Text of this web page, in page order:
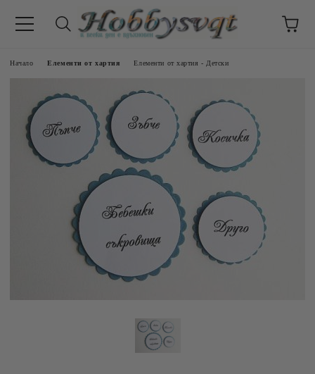
Начало Елементи от хартия Елементи от хартия - Детски